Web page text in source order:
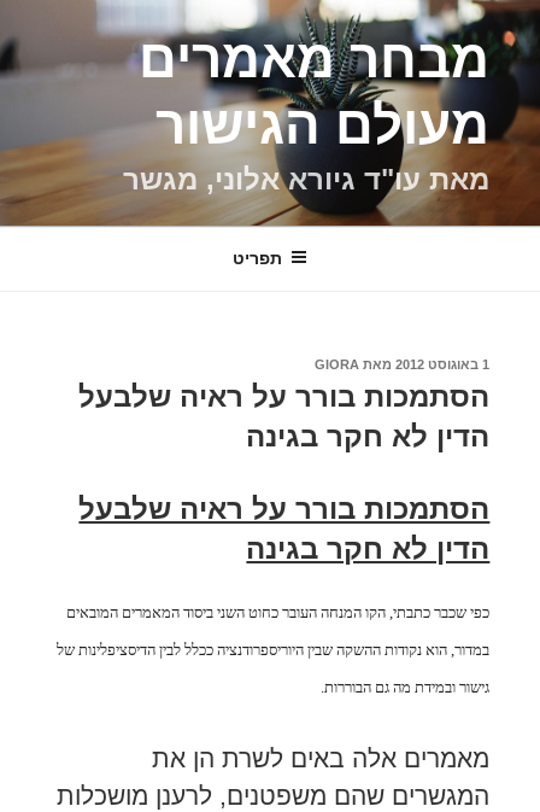
דילוג
לתוכןמבחר מאמרים
מעולם הגישור
מאת עו"ד גיורא אלוני, מגשר
תפריט
פורסם1 באוגוסט 2012 מאת GIORA
הסתמכות בורר על ראיה שלבעל
הדין לא חקר בגינה
הסתמכות בורר על ראיה שלבעל
הדין לא חקר בגינה
כפי שכבר כתבתי, הקו המנחה העובר כחוט השני ביסוד המאמרים המובאים
במדור, הוא נקודות ההשקה שבין היוריספרודנציה ככלל לבין הדיסציפלינות של
גישור ובמידת מה גם הבוררות.
מאמרים אלה באים לשרת הן את
המגשרים שהם משפטנים, לרענן מושכלות